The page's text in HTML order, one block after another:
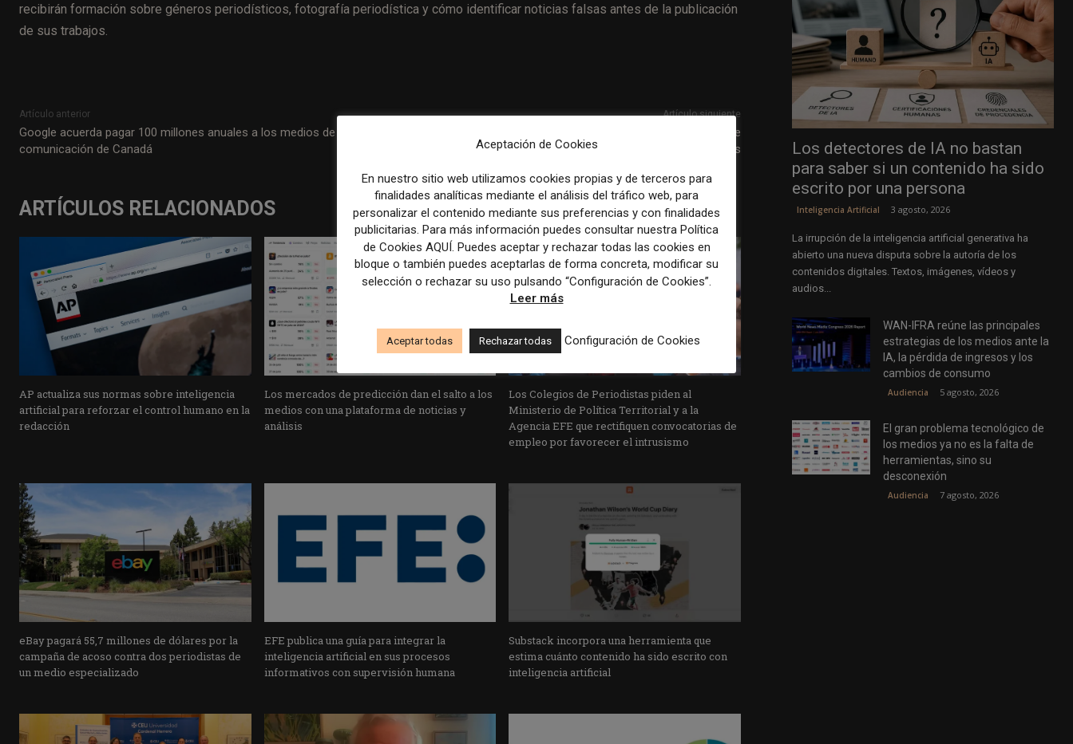
recibirán formación sobre géneros periodísticos, fotografía periodística y cómo identificar noticias falsas antes de la publicación
de sus trabajos.
Artículo anterior
Google acuerda pagar 100 millones anuales a los medios de
comunicación de Canadá
Artículo siguiente
TikTok is pushing longer videos. Some creators worry about the
vibe shift | CNN Business
ARTÍCULOS RELACIONADOS
AP actualiza sus normas sobre inteligencia
artificial para reforzar el control humano en la
redacción
Los mercados de predicción dan el salto a los
medios con una plataforma de noticias y
análisis
Los Colegios de Periodistas piden al
Ministerio de Política Territorial y a la
Agencia EFE que rectifiquen convocatorias de
empleo por favorecer el intrusismo
eBay pagará 55,7 millones de dólares por la
campaña de acoso contra dos periodistas de
un medio especializado
EFE publica una guía para integrar la
inteligencia artificial en sus procesos
informativos con supervisión humana
Substack incorpora una herramienta que
estima cuánto contenido ha sido escrito con
inteligencia artificial
Los detectores de IA no bastan
para saber si un contenido ha sido
escrito por una persona
Inteligencia Artificial 3 agosto, 2026
La irrupción de la inteligencia artificial generativa ha
abierto una nueva disputa sobre la autoría de los
contenidos digitales. Textos, imágenes, vídeos y
audios...
WAN-IFRA reúne las principales
estrategias de los medios ante la
IA, la pérdida de ingresos y los
cambios de consumo
Audiencia 5 agosto, 2026
El gran problema tecnológico de
los medios ya no es la falta de
herramientas, sino su
desconexión
Audiencia 7 agosto, 2026
Aceptación de Cookies
En nuestro sitio web utilizamos cookies propias y de terceros para
finalidades analíticas mediante el análisis del tráfico web, para
personalizar el contenido mediante sus preferencias y con finalidades
publicitarias. Para más información puedes consultar nuestra Política
de Cookies AQUÍ. Puedes aceptar y rechazar todas las cookies en
bloque o también puedes aceptarlas de forma concreta, modificar su
selección o rechazar su uso pulsando “Configuración de Cookies”.
Leer más
Aceptar todas Rechazar todas Configuración de Cookies